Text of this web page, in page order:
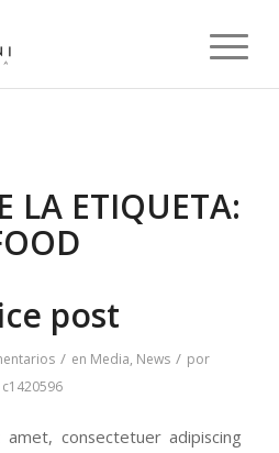
LA ETIQUETA:
post
/ en Media, News / por
c1420596
consectetuer adipiscing